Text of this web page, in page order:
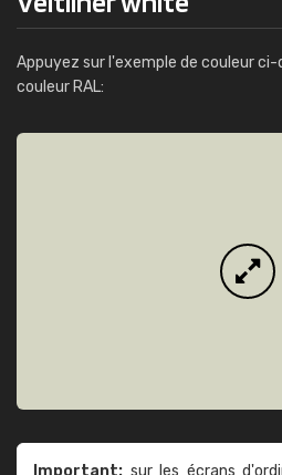
Appuyez sur l'exemple de couleur
couleur RAL:
Important: sur les écrans